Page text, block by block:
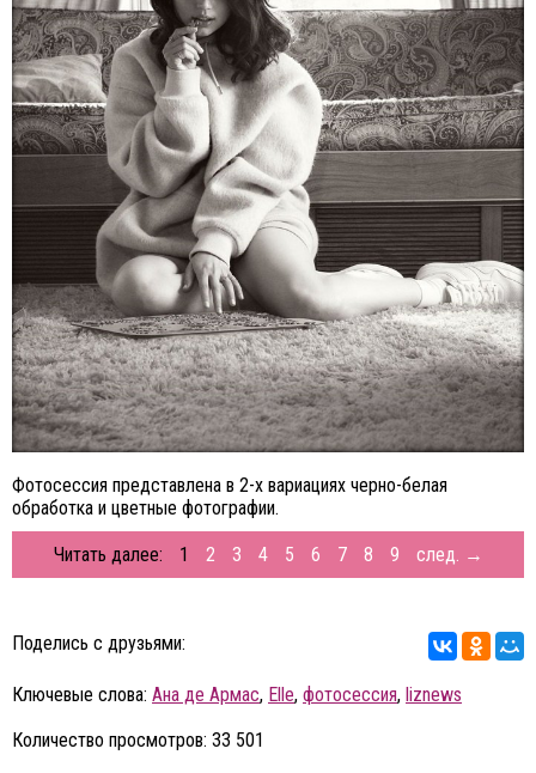
Фотосессия представлена в 2-х вариациях черно-белая
обработка и цветные фотографии.
Читать далее: 1 2 3 4 5 6 7 8 9 след. →
Поделись с друзьями:
Ключевые слова: Ана де Армас, Elle, фотосессия, liznews
Количество просмотров: 33 501